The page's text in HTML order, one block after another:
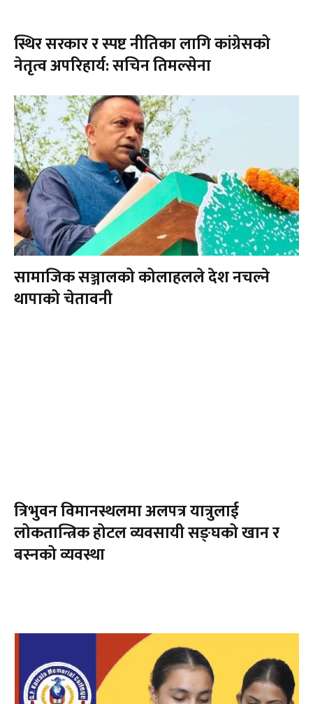
स्थिर सरकार र स्पष्ट नीतिका लागि कांग्रेसको
नेतृत्व अपरिहार्य: सचिन तिमल्सेना
सामाजिक सञ्जालको कोलाहलले देश नचल्ने
थापाको चेतावनी
त्रिभुवन विमानस्थलमा अलपत्र यात्रुलाई
लोकतान्त्रिक होटल व्यवसायी सङ्घको खान र
बस्नको व्यवस्था